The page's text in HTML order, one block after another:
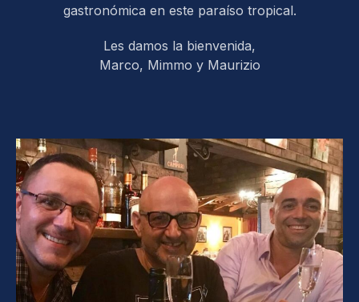
gastronómica en este paraíso tropical.
Les damos la bienvenida,
Marco, Mimmo y Maurizio